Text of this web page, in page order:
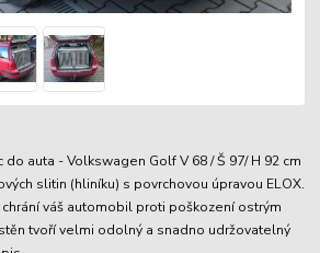
auta - Volkswagen Golf V 68 / Š 97/ H 92 cm
slitin (hliníku) s povrchovou úpravou ELOX.
váš automobil proti poškození ostrým
tvoří velmi odolný a snadno udržovatelný